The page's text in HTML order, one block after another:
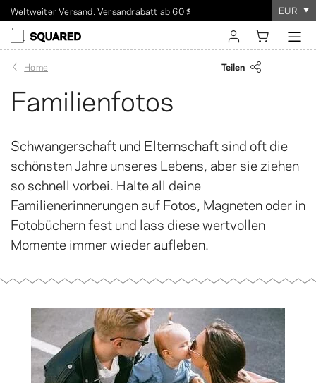
Weltweiter Versand. Versandrabatt ab 60 $
Die Bestellung dauert
100%Zufriedenheitsgarantie
EUR
registrieren
Home Teilen
Familienfotos
Schwangerschaft und Elternschaft sind oft die
schönsten Jahre unseres Lebens, aber sie ziehen
so schnell vorbei. Halte all deine
Familienerinnerungen auf Fotos, Magneten oder in
Fotobüchern fest und lass diese wertvollen
Momente immer wieder aufleben.